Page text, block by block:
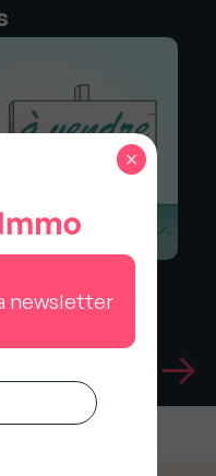
newsletter
×